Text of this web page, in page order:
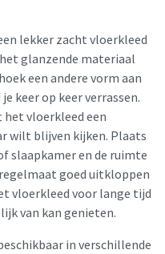
lekker zacht vloerkleed
glanzende materiaal
een andere vorm aan
keer op keer verrassen.
vloerkleed een
wilt blijven kijken. Plaats
slaapkamer en de ruimte
goed uitkloppen
vloerkleed voor lange tijd
van kan genieten.
in verschillende